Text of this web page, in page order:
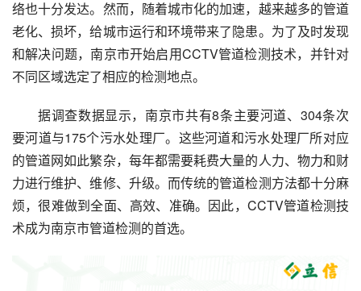
络也十分发达。然而，随着城市化的加速，越来越多的管道
老化、损坏，给城市运行和环境带来了隐患。为了及时发现
和解决问题，南京市开始启用CCTV管道检测技术，并针对
不同区域选定了相应的检测地点。
据调查数据显示，南京市共有8条主要河道、304条次
要河道与175个污水处理厂。这些河道和污水处理厂所对应
的管道网如此繁杂，每年都需要耗费大量的人力、物力和财
力进行维护、维修、升级。而传统的管道检测方法都十分麻
烦，很难做到全面、高效、准确。因此，CCTV管道检测技
术成为南京市管道检测的首选。